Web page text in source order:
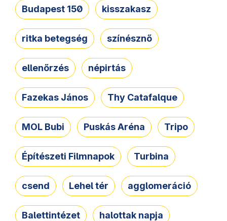
Budapest 150 kisszakasz
ritka betegség színésznő
ellenőrzés népirtás
Fazekas János Thy Catafalque
MOL Bubi Puskás Aréna Tripo
Építészeti Filmnapok Turbina
csend Lehel tér agglomeráció
Balettintézet halottak napja